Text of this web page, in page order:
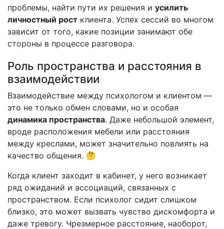
проблемы, найти пути их решения и усилить
личностный рост клиента. Успех сессий во многом
зависит от того, какие позиции занимают обе
стороны в процессе разговора.
Роль пространства и расстояния в
взаимодействии
Взаимодействие между психологом и клиентом —
это не только обмен словами, но и особая
динамика пространства. Даже небольшой элемент,
вроде расположения мебели или расстояния
между креслами, может значительно повлиять на
качество общения. 🤔
Когда клиент заходит в кабинет, у него возникает
ряд ожиданий и ассоциаций, связанных с
пространством. Если психолог сидит слишком
близко, это может вызвать чувство дискомфорта и
даже тревогу. Чрезмерное расстояние, наоборот,